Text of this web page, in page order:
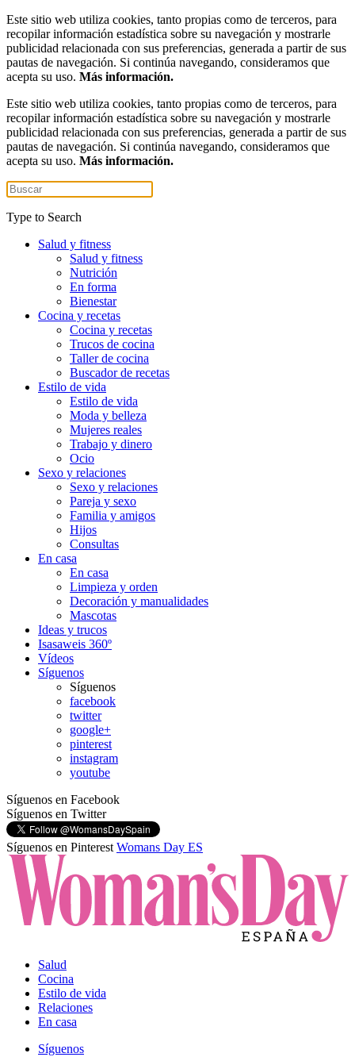
Este sitio web utiliza cookies, tanto propias como de terceros, para
recopilar información estadística sobre su navegación y mostrarle
publicidad relacionada con sus preferencias, generada a partir de sus
pautas de navegación. Si continúa navegando, consideramos que
acepta su uso. Más información.
Este sitio web utiliza cookies, tanto propias como de terceros, para
recopilar información estadística sobre su navegación y mostrarle
publicidad relacionada con sus preferencias, generada a partir de sus
pautas de navegación. Si continúa navegando, consideramos que
acepta su uso. Más información.
Type to Search
Salud y fitness
Salud y fitness
Nutrición
En forma
Bienestar
Cocina y recetas
Cocina y recetas
Trucos de cocina
Taller de cocina
Buscador de recetas
Estilo de vida
Estilo de vida
Moda y belleza
Mujeres reales
Trabajo y dinero
Ocio
Sexo y relaciones
Sexo y relaciones
Pareja y sexo
Familia y amigos
Hijos
Consultas
En casa
En casa
Limpieza y orden
Decoración y manualidades
Mascotas
Ideas y trucos
Isasaweis 360º
Vídeos
Síguenos
Síguenos
facebook
twitter
google+
pinterest
instagram
youtube
Síguenos en Facebook
Síguenos en Twitter
Síguenos en Pinterest Womans Day ES
Salud
Cocina
Estilo de vida
Relaciones
En casa
Síguenos